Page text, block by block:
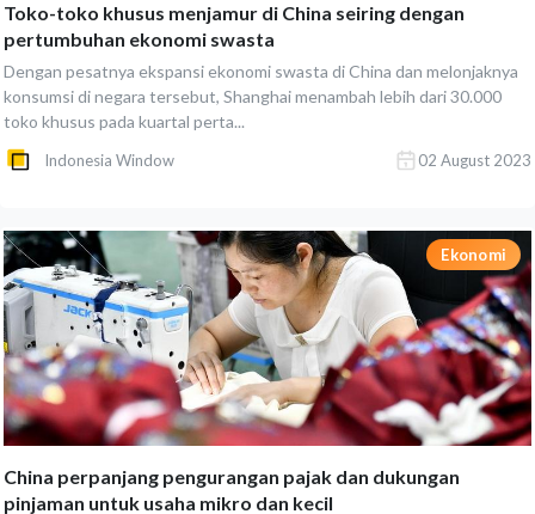
Toko-toko khusus menjamur di China seiring dengan
pertumbuhan ekonomi swasta
Dengan pesatnya ekspansi ekonomi swasta di China dan melonjaknya
konsumsi di negara tersebut, Shanghai menambah lebih dari 30.000
toko khusus pada kuartal perta...
Indonesia Window 02 August 2023
Ekonomi
China perpanjang pengurangan pajak dan dukungan
pinjaman untuk usaha mikro dan kecil